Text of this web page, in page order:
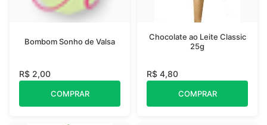
Bombom Sonho de Valsa
R$ 2,00
COMPRAR
Chocolate ao Leite Classic
25g
R$ 4,80
COMPRAR